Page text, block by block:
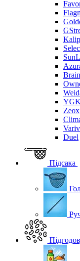
Brain
YGK
Zeox
Duel
Підсака